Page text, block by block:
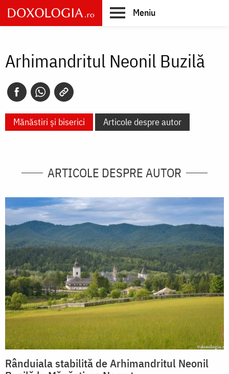
Skip
to
main
Meniu
Arhimandritul Neonil Buzilă
Mănăstiri și biserici Articole despre autor
ARTICOLE DESPRE AUTOR
Rânduiala stabilită de Arhimandritul Neonil